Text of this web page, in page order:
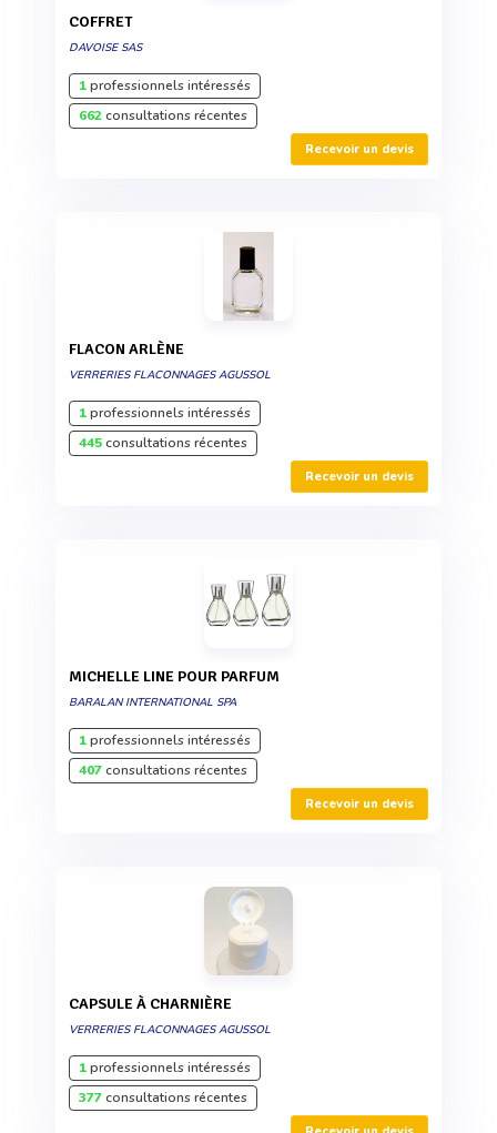
COFFRET
DAVOISE SAS
1professionnels intéressés
662consultations récentes
Recevoir un devis
FLACON ARLÈNE
VERRERIES FLACONNAGES AGUSSOL
1professionnels intéressés
445consultations récentes
Recevoir un devis
MICHELLE LINE POUR PARFUM
BARALAN INTERNATIONAL SPA
1professionnels intéressés
407consultations récentes
Recevoir un devis
CAPSULE À CHARNIÈRE
VERRERIES FLACONNAGES AGUSSOL
1professionnels intéressés
377consultations récentes